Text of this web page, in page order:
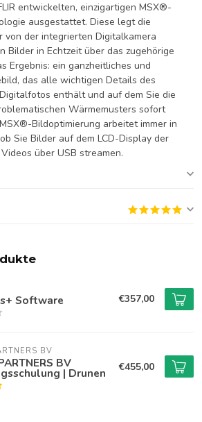
entwickelten, einzigartigen MSX®-
ausgestattet. Diese legt die
der integrierten Digitalkamera
Bilder in Echtzeit über das zugehörige
Ergebnis: ein ganzheitliches und
das alle wichtigen Details des
enthält und auf dem Sie die
Wärmemusters sofort
Bildoptimierung arbeitet immer in
Sie Bilder auf dem LCD-Display der
über USB streamen.
Software €357,00
BV
BV
| Drunen €455,00